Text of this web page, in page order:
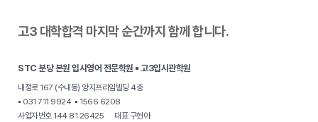
고3 대학합격 마지막 순간까지 함께 합니다.
STC 분당 본원 입시영어 전문학원 ▪ 고3입시관학원
내정로 167 (수내동) 양지프라임빌딩 4층
▪ 031 711 9924 ▪ 1566 6208
사업자번호 144 81 26425 대표 구현아